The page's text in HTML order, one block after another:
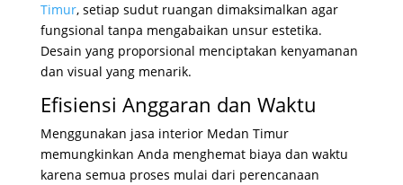
Timur, setiap sudut ruangan dimaksimalkan agar
fungsional tanpa mengabaikan unsur estetika.
Desain yang proporsional menciptakan kenyamanan
dan visual yang menarik.
Efisiensi Anggaran dan Waktu
Menggunakan jasa interior Medan Timur
memungkinkan Anda menghemat biaya dan waktu
karena semua proses mulai dari perencanaan